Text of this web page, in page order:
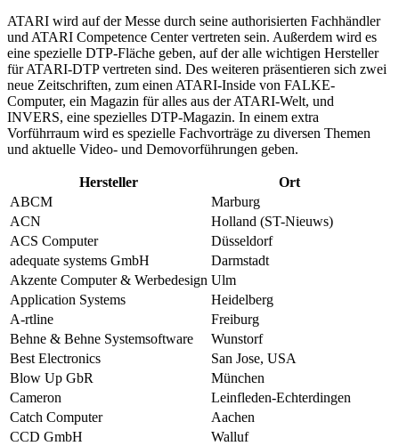
ATARI wird auf der Messe durch seine authorisierten Fachhändler
und ATARI Competence Center vertreten sein. Außerdem wird es
eine spezielle DTP-Fläche geben, auf der alle wichtigen Hersteller
für ATARI-DTP vertreten sind. Des weiteren präsentieren sich zwei
neue Zeitschriften, zum einen ATARI-Inside von FALKE-
Computer, ein Magazin für alles aus der ATARI-Welt, und
INVERS, eine spezielles DTP-Magazin. In einem extra
Vorführraum wird es spezielle Fachvorträge zu diversen Themen
und aktuelle Video- und Demovorführungen geben.
Hersteller
Ort
ABCM
Marburg
ACN
Holland (ST-Nieuws)
ACS Computer
Düsseldorf
adequate systems GmbH
Darmstadt
Akzente Computer & Werbedesign Ulm
Application Systems
Heidelberg
A-rtline
Freiburg
Behne & Behne Systemsoftware
Wunstorf
Best Electronics
San Jose, USA
Blow Up GbR
München
Cameron
Leinfleden-Echterdingen
Catch Computer
Aachen
CCD GmbH
Walluf